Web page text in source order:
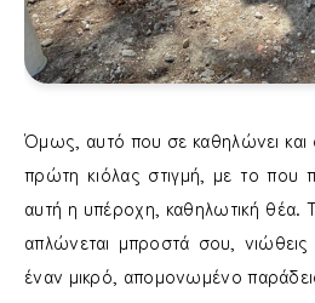
Όμως, αυτό που σε καθηλώνει και
πρώτη κιόλας στιγμή, με το που
αυτή η υπέροχη, καθηλωτική θέα.
απλώνεται μπροστά σου,
έναν μικρό, απομονωμένο